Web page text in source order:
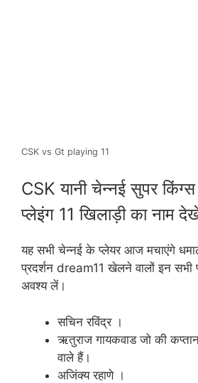
CSK vs Gt playing 11
CSK यानी चेन्नई सुपर
प्लेइंग 11 खिलाड़ी का नाम
यह सभी चेन्नई के प्लेयर आज मचाएंगे
प्रदर्शन dream11 खेलने वालों इन सभी
अवश्य लें।
सचिन रविंद्र ।
ऋतुराज गायकवाड जो की
वाले हैं।
अजिंक्य रहाणे ।